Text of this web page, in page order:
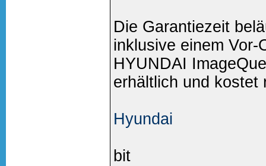
Die Garantiezeit
inklusive einem
HYUNDAI
erhältlich und kostet
Hyundai
bit